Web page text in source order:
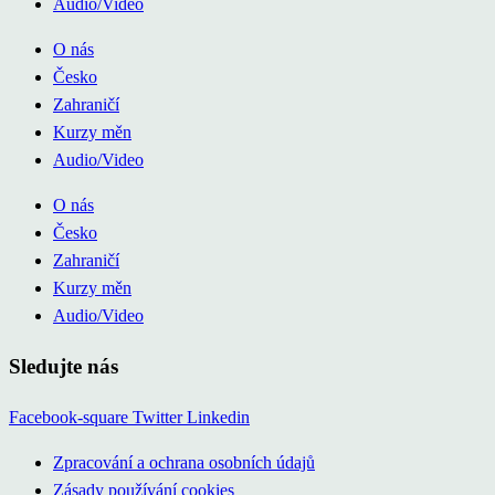
Audio/Video
O nás
Česko
Zahraničí
Kurzy měn
Audio/Video
O nás
Česko
Zahraničí
Kurzy měn
Audio/Video
Sledujte nás
Facebook-square Twitter Linkedin
Zpracování a ochrana osobních údajů
Zásady používání cookies